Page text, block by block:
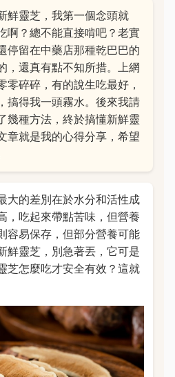
鮮靈芝，我第一個念頭就
啊？總不能直接啃吧？老實
停留在中藥店那種乾巴巴的
，還真有點不知所措。上網
零碎碎，有的說生吃最好，
搞得我一頭霧水。後來我請
幾種方法，終於搞懂新鮮靈
章就是我的心得分享，希望
大的差別在於水分和活性成
，吃起來帶點苦味，但營養
容易保存，但部分營養可能
鮮靈芝，別急著丟，它可是
芝怎麼吃才安全有效？這就